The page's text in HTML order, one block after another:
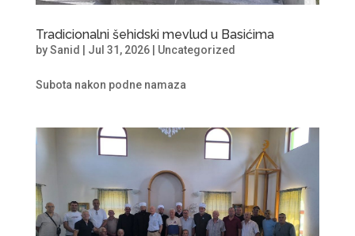
Tradicionalni šehidski mevlud u Basićima
bySanid Jul 31, 2026| Uncategorized
Subota nakon podne namaza